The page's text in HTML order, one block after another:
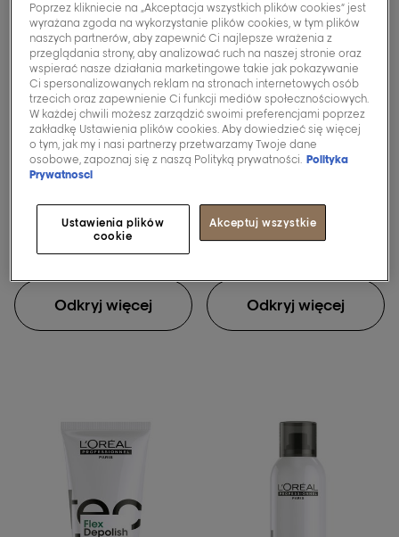
[tecni.art]
Spray Flex Pli.
Spray aktywowany
ciepłem dla elastycznej
kontroli, przeciw
puszeniu się.
0/5 (0 recenzje)
Odkryj więcej
[tecni.art]
Pasta Fix Paste
Fix Paste mocne
utrwalenie, matowe
0/5 (0 recenzje)
Odkryj więcej
Poprzez klikniecie na „Akceptacja wszystkich plików cookies” jest
wyrażana zgoda na wykorzystanie plików cookies, w tym plików
naszych partnerów, aby zapewnić Ci najlepsze wrażenia z
przeglądania strony, aby analizować ruch na naszej stronie oraz
wspierać nasze działania marketingowe takie jak pokazywanie
Ci spersonalizowanych reklam na stronach internetowych osób
trzecich oraz zapewnienie Ci funkcji mediów społecznościowych.
W każdej chwili możesz zarządzić swoimi preferencjami poprzez
zakładkę Ustawienia plików cookies. Aby dowiedzieć się więcej
o tym, jak my i nasi partnerzy przetwarzamy Twoje dane
osobowe, zapoznaj się z naszą Polityką prywatności. Polityka
Prywatnosci
Ustawienia plików
cookie
Akceptuj wszystkie